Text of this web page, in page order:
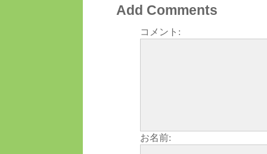
Add Comments
コメント:
お名前: